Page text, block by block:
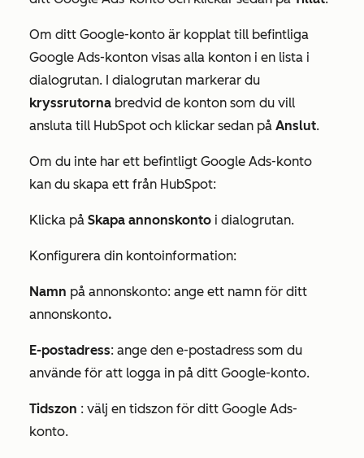
Om ditt Google-konto är kopplat till befintliga
Google Ads-konton visas alla konton i en lista i
dialogrutan. I dialogrutan markerar du
kryssrutorna bredvid de konton som du vill
ansluta till HubSpot och klickar sedan på Anslut.
Om du inte har ett befintligt Google Ads-konto
kan du skapa ett från HubSpot:
Klicka på Skapa annonskonto i dialogrutan.
Konfigurera din kontoinformation:
Namn på annonskonto: ange ett namn för ditt
annonskonto.
E-postadress: ange den e-postadress som du
använde för att logga in på ditt Google-konto.
Tidszon : välj en tidszon för ditt Google Ads-
konto.